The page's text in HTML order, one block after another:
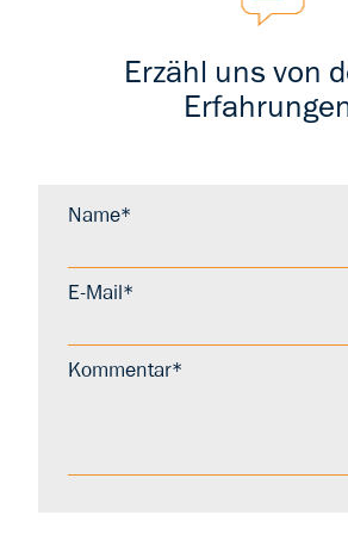
Erzähl uns von
Name*
E-Mail*
Kommentar*